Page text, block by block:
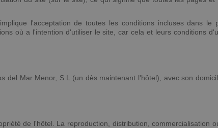
l'acceptation de toutes les conditions incluses dans
où a l'intention d'utiliser le site, car cela et leurs conditions
del Mar Menor, S.L (un dès maintenant l'hôtel), avec son
de l'hôtel. La reproduction, distribution, commercialisation